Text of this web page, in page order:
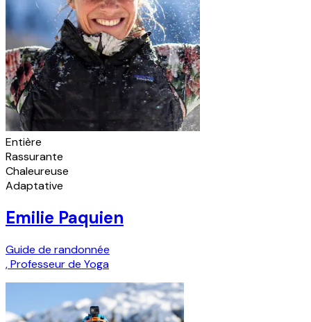
Entière
Rassurante
Chaleureuse
Adaptative
Emilie Paquien
Guide de randonnée
,Professeur de Yoga